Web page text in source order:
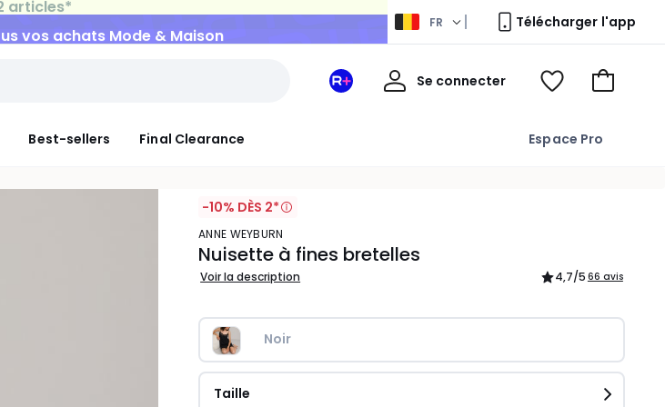
vos achats Mode & Maison FR Télécharger l'app
Best-sellers Final Clearance Espace Pro
Mon
Se connecter
Mon
Voir
Aller
-10% DÈS 2*
ANNE WEYBURN
Nuisette à fines bretelles
Voir la description 4,7/5 66 avis
Noir
Taille